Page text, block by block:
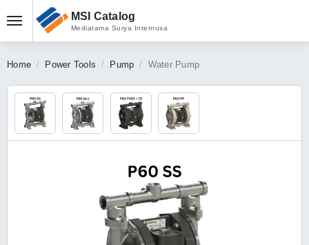
MSI Catalog
Mediatama Surya Internusa
Home Power Tools Pump Water Pump